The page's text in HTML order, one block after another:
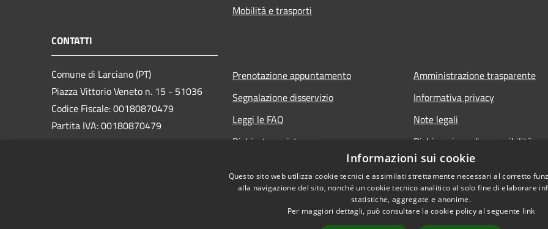
Mobilità e trasporti
CONTATTI
Comune di Larciano (PT)
Piazza Vittorio Veneto n. 15 - 51036
Codice Fiscale: 00180870479
Partita IVA: 00180870479
Prenotazione appuntamento
Segnalazione disservizio
Leggi le FAQ
Richiesta assistenza
Amministrazione trasparente
Informativa privacy
Note legali
Dichiarazione di accessibilità
Informazioni sui cookie
Questo sito web utilizza cookie tecnici e assimilati strettamente necessari al corretto
alla navigazione del sito, nonché un cookie tecnico analitico al solo fine di elaborare
statistiche, aggregate e anonime.
Per maggiori dettagli, può consultare la cookie policy al seguente link